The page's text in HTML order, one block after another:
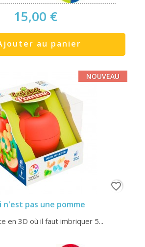
15,00 €
au panier
n'est pas une pomme
en 3D où il faut imbriquer 5...
NOUVEAU
favorite_border